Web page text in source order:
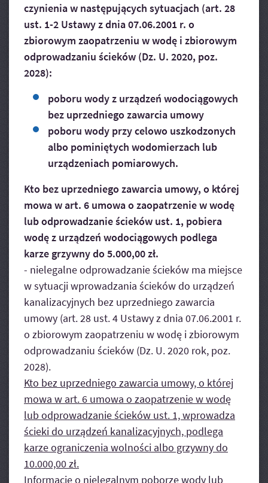
czynienia w następujących sytuacjach (art. 28
ust. 1-2 Ustawy z dnia 07.06.2001 r. o
zbiorowym zaopatrzeniu w wodę i zbiorowym
odprowadzaniu ścieków (Dz. U. 2020, poz.
2028):
poboru wody z urządzeń wodociągowych
bez uprzedniego zawarcia umowy
poboru wody przy celowo uszkodzonych
albo pominiętych wodomierzach lub
urządzeniach pomiarowych.
Kto bez uprzedniego zawarcia umowy, o której
mowa w art. 6 umowa o zaopatrzenie w wodę
lub odprowadzanie ścieków ust. 1, pobiera
wodę z urządzeń wodociągowych podlega
karze grzywny do 5.000,00 zł.
- nielegalne odprowadzanie ścieków ma miejsce
w sytuacji wprowadzania ścieków do urządzeń
kanalizacyjnych bez uprzedniego zawarcia
umowy (art. 28 ust. 4 Ustawy z dnia 07.06.2001 r.
o zbiorowym zaopatrzeniu w wodę i zbiorowym
odprowadzaniu ścieków (Dz. U. 2020 rok, poz.
2028).
Kto bez uprzedniego zawarcia umowy, o której
mowa w art. 6 umowa o zaopatrzenie w wodę
lub odprowadzanie ścieków ust. 1, wprowadza
ścieki do urządzeń kanalizacyjnych, podlega
karze ograniczenia wolności albo grzywny do
10.000,00 zł.
Informacje o nielegalnym poborze wody lub